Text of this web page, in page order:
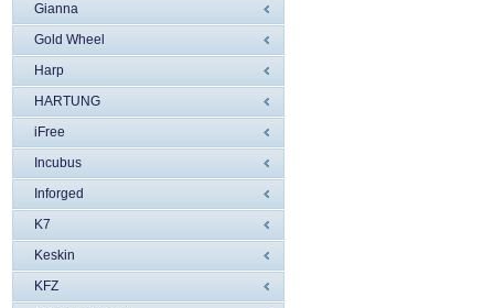
Gianna
Gold Wheel
Harp
HARTUNG
iFree
Incubus
Inforged
K7
Keskin
KFZ